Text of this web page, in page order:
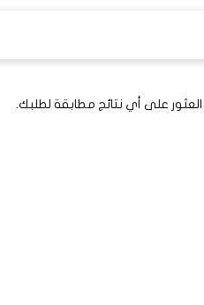
على أي نتائج مطابقة لطلبك.